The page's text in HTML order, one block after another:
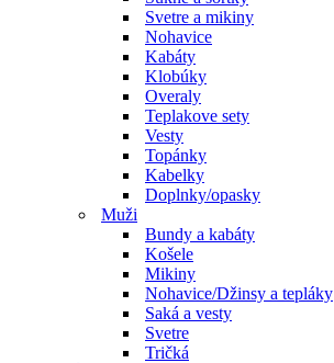
Svetre a mikiny
Nohavice
Kabáty
Klobúky
Overaly
Teplakove sety
Vesty
Topánky
Kabelky
Doplnky/opasky
Muži
Bundy a kabáty
Košele
Mikiny
Nohavice/Džinsy a tepláky
Saká a vesty
Svetre
Tričká